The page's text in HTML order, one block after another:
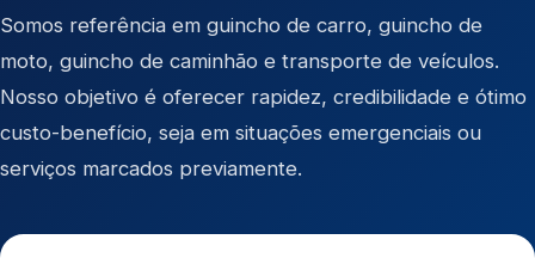
Somos referência em guincho de carro, guincho de
moto, guincho de caminhão e transporte de veículos.
Nosso objetivo é oferecer rapidez, credibilidade e ótimo
custo-benefício, seja em situações emergenciais ou
serviços marcados previamente.